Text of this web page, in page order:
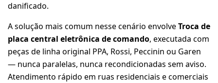
danificado.
A solução mais comum nesse cenário envolveTroca de
placa central eletrônica de comando, executada com
peças de linha original PPA, Rossi, Peccinin ou Garen
— nunca paralelas, nunca recondicionadas sem aviso.
Atendimento rápido em ruas residenciais e comerciais